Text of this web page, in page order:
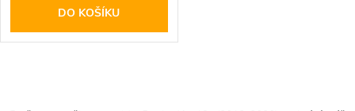
DO KOŠÍKU